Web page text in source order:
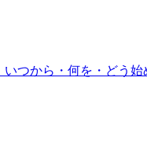
つから・何を・どう